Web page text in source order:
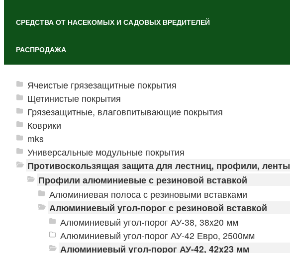
СРЕДСТВА ОТ НАСЕКОМЫХ И САДОВЫХ ВРЕДИТЕЛЕЙ
РАСПРОДАЖА
Ячеистые грязезащитные покрытия
Щетинистые покрытия
Грязезащитные, влаговпитывающие покрытия
Коврики
mks
Универсальные модульные покрытия
Противоскользящая защита для лестниц, профили, ленты
Профили алюминиевые с резиновой вставкой
Алюминиевая полоса с резиновыми вставками
Алюминиевый угол-порог с резиновой вставкой
Алюминиевый угол-порог АУ-38, 38x20 мм
Алюминиевый угол-порог АУ-42 Евро, 2500мм
Алюминиевый угол-порог АУ-42, 42x23 мм